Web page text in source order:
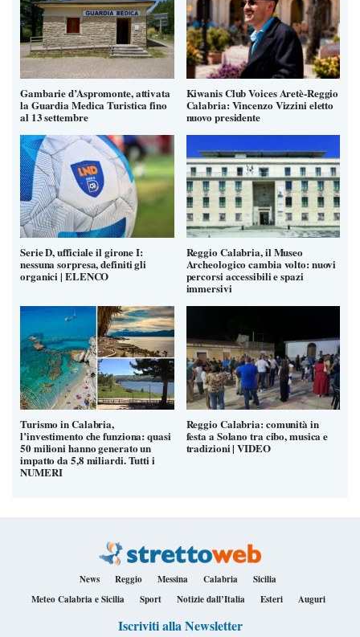
Gambarie d’Aspromonte, attivata
la Guardia Medica Turistica fino
al 13 settembre
Kiwanis Club Voices Aretè-Reggio
Calabria: Vincenzo Vizzini eletto
nuovo presidente
Serie D, ufficiale il girone I:
nessuna sorpresa, definiti gli
organici | ELENCO
Reggio Calabria, il Museo
Archeologico cambia volto: nuovi
percorsi accessibili e spazi
immersivi
Turismo in Calabria,
l’investimento che funziona: quasi
50 milioni hanno generato un
impatto da 5,8 miliardi. Tutti i
NUMERI
Reggio Calabria: comunità in
festa a Solano tra cibo, musica e
tradizioni | VIDEO
News Reggio Messina Calabria
Sicilia
Meteo Calabria e Sicilia
Sport Notizie dall’Italia Esteri Auguri
Iscriviti alla Newsletter